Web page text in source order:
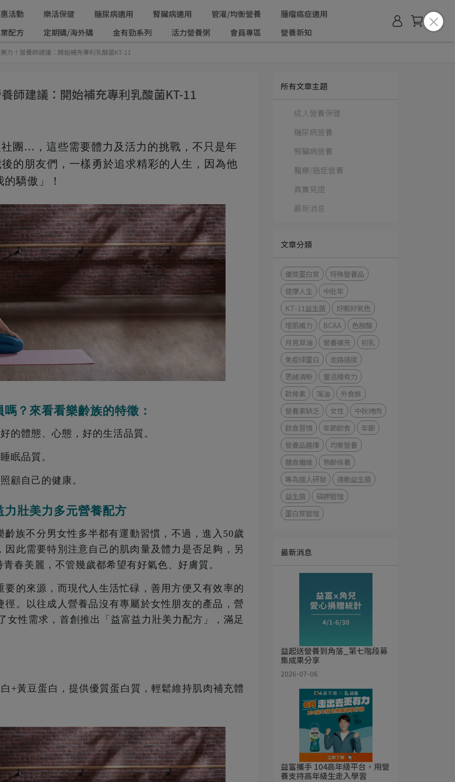
活動 樂活保健 糖尿病適用 腎臟病適用 管灌/均衡營養
腫瘤癌症適用
配方
定期購/海外購 金有勁系列 活力營養粥 會員專區 營養新知
力！營養師建議：開始補充專利乳酸菌KT-11
師建議：開始補充專利乳酸菌KT-11
團…，這些需要體力及活力的挑戰，不只是年
的朋友們，一樣勇於追求精彩的人生，因為他
驕傲」！
？來看看樂齡族的特徵：
的體態、心態，好的生活品質。
眠品質。
顧自己的健康。
壯美力多元營養配方
族不分男女性多半都有運動習慣，不過，進入50歲
因此需要特別注意自己的肌肉量及體力是否足夠，另
春美麗，不管幾歲都希望有好氣色、好膚質。
要的來源，而現代人生活忙碌，善用方便又有效率的
徑。以往成人營養品沒有專屬於女性朋友的產品，營
女性需求，首創推出「益富益力壯美力配方」，滿足
+黃豆蛋白，提供優質蛋白質，輕鬆維持肌肉補充體
所有文章主題
成人營養保健
糖尿病營養
腎臟病營養
醫療/癌症營養
真實見證
最新消息
文章分類
優質蛋白質
特殊營養品
健康人生
中壯年
KT-11益生菌
好眠好氣色
增肌補力
BCAA
色胺酸
月見草油
營養補充
初乳
免疫球蛋白
走路速度
思緒清晰
靈活穩有力
軟骨素
藻油
外食族
營養素缺乏
女性
中秋烤肉
飲食習慣
年節飲食
年節
營養品選擇
均衡營養
膳食纖維
熟齡保養
專為國人研發
運動益生菌
益生菌
磷鉀管理
蛋白質管理
最新消息
益起送營養到角落_第七階段募
集成果分享
2026-07-06
益富攜手 104高年級平台，用營
養支持高年級生走入學習